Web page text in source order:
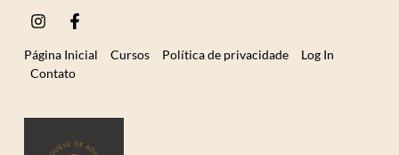
I
n
t
a
F
a
e
b
-
Página Inicial Cursos Política de privacidade
Log In
Contato